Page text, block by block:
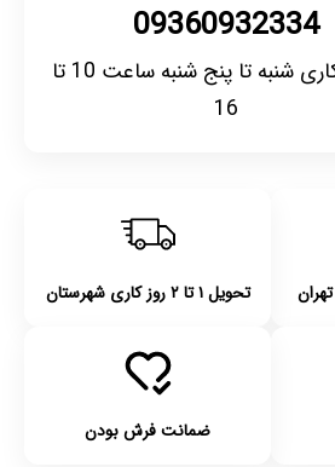
09360932334
ساعت کاری شنبه تا پنج شنبه ساعت 10 تا
16
تحویل ۱ تا ۲ روز کاری شهرستان
ضمانت فرش بودن